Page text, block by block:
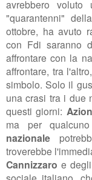
avrebbero
"quarantenni"
ottobre, ha avuto
con Fdi saranno
affrontare con la
affrontare, tra
simbolo. Solo il
una crasi tra i due
questi giorni:
ma per
nazionale
troverebbe
Cannizzaro e